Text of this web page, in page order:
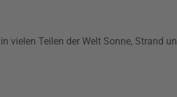
vielen Teilen der Welt Sonne, Strand